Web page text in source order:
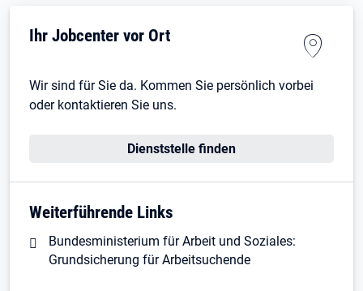
Ihr Jobcenter vor Ort
Wir sind für Sie da. Kommen Sie persönlich vorbei
oder kontaktieren Sie uns.
Dienststelle finden
Weiterführende Links
Bundesministerium für Arbeit und Soziales:
Grundsicherung für Arbeitsuchende